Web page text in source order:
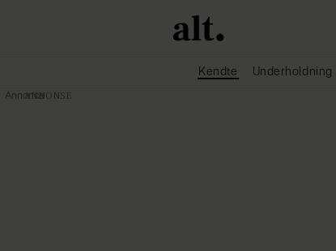
Kendte Underholdning
Annonce